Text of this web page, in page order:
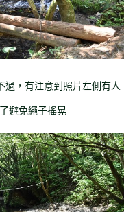
，有注意到照片左側有人
避免繩子搖晃